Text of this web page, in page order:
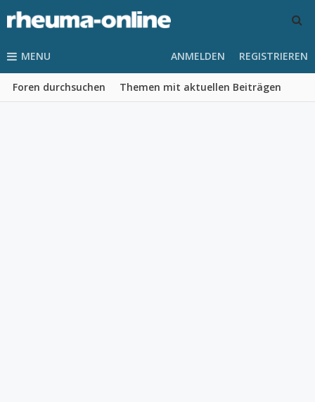
MENU
Foren durchsuchen Themen mit aktuellen Beiträgen
ANMELDEN REGISTRIEREN